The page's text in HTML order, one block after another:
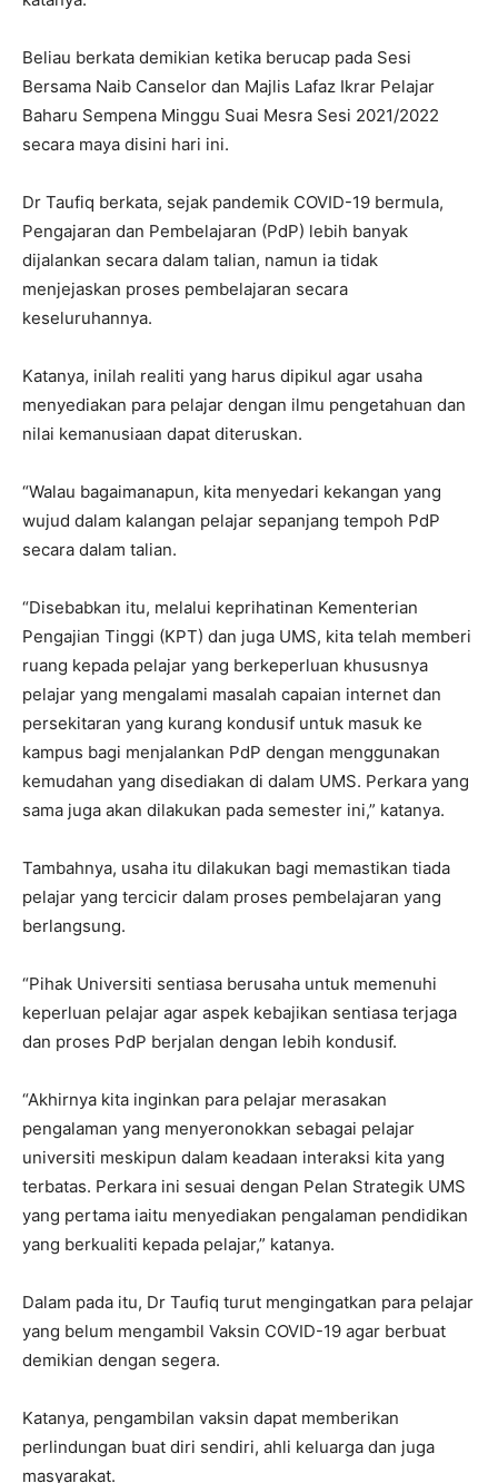
Beliau berkata demikian ketika berucap pada Sesi
Bersama Naib Canselor dan Majlis Lafaz Ikrar Pelajar
Baharu Sempena Minggu Suai Mesra Sesi 2021/2022
secara maya disini hari ini.
Dr Taufiq berkata, sejak pandemik COVID-19 bermula,
Pengajaran dan Pembelajaran (PdP) lebih banyak
dijalankan secara dalam talian, namun ia tidak
menjejaskan proses pembelajaran secara
keseluruhannya.
Katanya, inilah realiti yang harus dipikul agar usaha
menyediakan para pelajar dengan ilmu pengetahuan dan
nilai kemanusiaan dapat diteruskan.
“Walau bagaimanapun, kita menyedari kekangan yang
wujud dalam kalangan pelajar sepanjang tempoh PdP
secara dalam talian.
“Disebabkan itu, melalui keprihatinan Kementerian
Pengajian Tinggi (KPT) dan juga UMS, kita telah memberi
ruang kepada pelajar yang berkeperluan khususnya
pelajar yang mengalami masalah capaian internet dan
persekitaran yang kurang kondusif untuk masuk ke
kampus bagi menjalankan PdP dengan menggunakan
kemudahan yang disediakan di dalam UMS. Perkara yang
sama juga akan dilakukan pada semester ini,” katanya.
Tambahnya, usaha itu dilakukan bagi memastikan tiada
pelajar yang tercicir dalam proses pembelajaran yang
berlangsung.
“Pihak Universiti sentiasa berusaha untuk memenuhi
keperluan pelajar agar aspek kebajikan sentiasa terjaga
dan proses PdP berjalan dengan lebih kondusif.
“Akhirnya kita inginkan para pelajar merasakan
pengalaman yang menyeronokkan sebagai pelajar
universiti meskipun dalam keadaan interaksi kita yang
terbatas. Perkara ini sesuai dengan Pelan Strategik UMS
yang pertama iaitu menyediakan pengalaman pendidikan
yang berkualiti kepada pelajar,” katanya.
Dalam pada itu, Dr Taufiq turut mengingatkan para pelajar
yang belum mengambil Vaksin COVID-19 agar berbuat
demikian dengan segera.
Katanya, pengambilan vaksin dapat memberikan
perlindungan buat diri sendiri, ahli keluarga dan juga
masyarakat.